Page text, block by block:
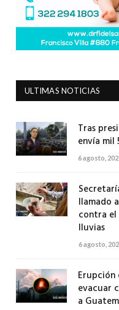
ULTIMAS NOTICIAS
Tras
envía mil
6 agosto,
llamado
contra el
lluvias
6 agosto,
Erupción
evacuar
a